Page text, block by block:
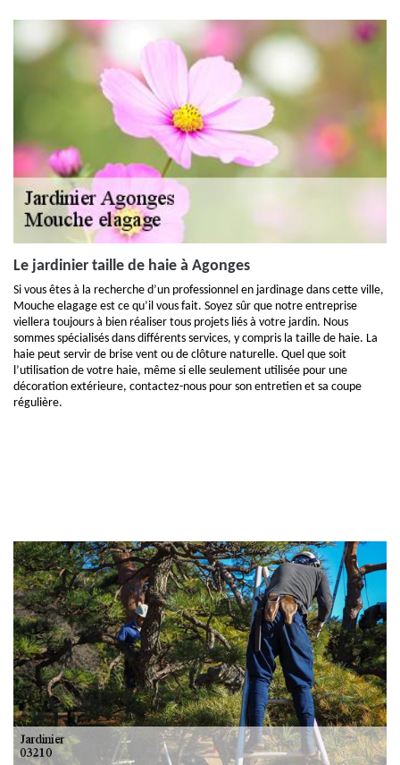
Le jardinier taille de haie à Agonges
Si vous êtes à la recherche d’un professionnel en jardinage dans cette ville,
Mouche elagage est ce qu’il vous fait. Soyez sûr que notre entreprise
viellera toujours à bien réaliser tous projets liés à votre jardin. Nous
sommes spécialisés dans différents services, y compris la taille de haie. La
haie peut servir de brise vent ou de clôture naturelle. Quel que soit
l’utilisation de votre haie, même si elle seulement utilisée pour une
décoration extérieure, contactez-nous pour son entretien et sa coupe
régulière.